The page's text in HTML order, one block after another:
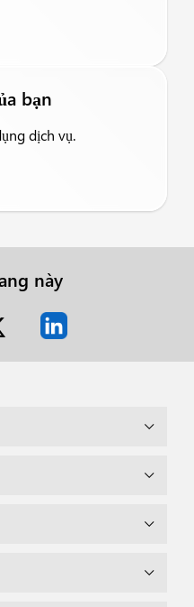
bạn
dịch vụ.
này